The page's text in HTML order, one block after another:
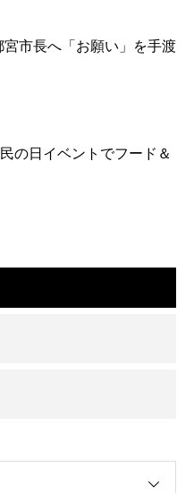
宮市長へ「お願い」を手渡
の日イベントでフード＆